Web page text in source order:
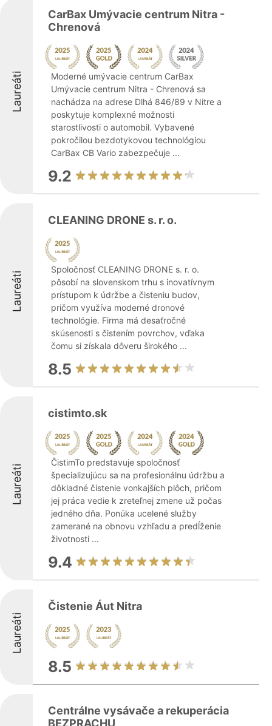
Laureáti
CarBax Umývacie centrum Nitra -
Chrenová
Moderné umývacie centrum CarBax
Umývacie centrum Nitra - Chrenová sa
nachádza na adrese Dlhá 846/89 v Nitre a
poskytuje komplexné možnosti
starostlivosti o automobil. Vybavené
pokročilou bezdotykovou technológiou
CarBax CB Vario zabezpečuje ...
9.2
Laureáti
CLEANING DRONE s. r. o.
Spoločnosť CLEANING DRONE s. r. o.
pôsobí na slovenskom trhu s inovatívnym
prístupom k údržbe a čisteniu budov,
pričom využíva moderné dronové
technológie. Firma má desaťročné
skúsenosti s čistením povrchov, vďaka
čomu si získala dôveru širokého ...
8.5
Laureáti
cistimto.sk
ČistimTo predstavuje spoločnosť
špecializujúcu sa na profesionálnu údržbu a
dôkladné čistenie vonkajších plôch, pričom
jej práca vedie k zreteľnej zmene už počas
jedného dňa. Ponúka ucelené služby
zamerané na obnovu vzhľadu a predĺženie
životnosti ...
9.4
Laureáti
Čistenie Áut Nitra
8.5
Centrálne vysávače a rekuperácia
BEZPRACHU